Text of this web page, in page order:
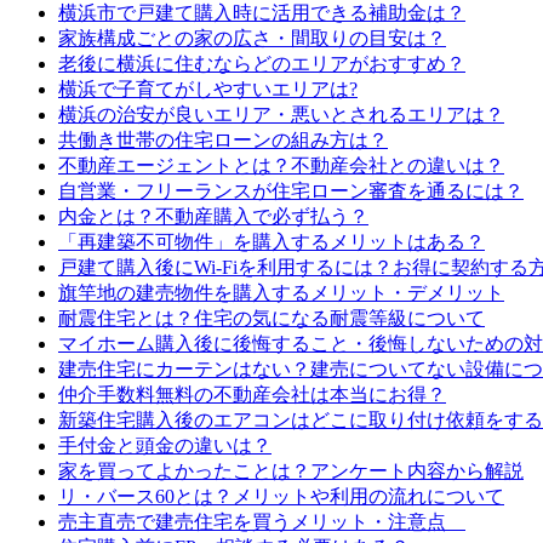
横浜市で戸建て購入時に活用できる補助金は？
家族構成ごとの家の広さ・間取りの目安は？
老後に横浜に住むならどのエリアがおすすめ？
横浜で子育てがしやすいエリアは?
横浜の治安が良いエリア・悪いとされるエリアは？
共働き世帯の住宅ローンの組み方は？
不動産エージェントとは？不動産会社との違いは？
自営業・フリーランスが住宅ローン審査を通るには？
内金とは？不動産購入で必ず払う？
「再建築不可物件」を購入するメリットはある？
戸建て購入後にWi-Fiを利用するには？お得に契約する
旗竿地の建売物件を購入するメリット・デメリット
耐震住宅とは？住宅の気になる耐震等級について
マイホーム購入後に後悔すること・後悔しないための
建売住宅にカーテンはない？建売についてない設備に
仲介手数料無料の不動産会社は本当にお得？
新築住宅購入後のエアコンはどこに取り付け依頼をする
手付金と頭金の違いは？
家を買ってよかったことは？アンケート内容から解説
リ・バース60とは？メリットや利用の流れについて
売主直売で建売住宅を買うメリット・注意点